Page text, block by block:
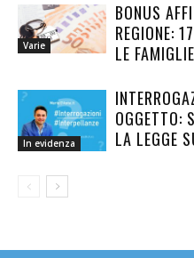
Varie
BONUS
REGIONE:
LE
In evidenza
OGGETTO:
LA LEGGE